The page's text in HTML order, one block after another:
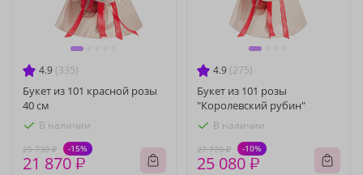
4.9 (335)
Букет из 101 красной розы
40 см
В наличии
25 730 ₽ -15%
21 870 ₽
4.9 (275)
Букет из 101 розы
"Королевский рубин"
В наличии
27 770 ₽ -10%
25 080 ₽